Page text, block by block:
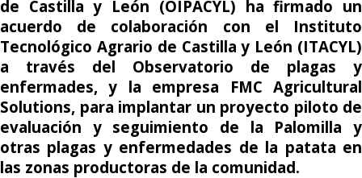
de Castilla y León (OIPACYL) ha firmado un
acuerdo de colaboración con el Instituto
Tecnológico Agrario de Castilla y León (ITACYL)
a través del Observatorio de plagas y
enfermades, y la empresa FMC Agricultural
Solutions, para implantar un proyecto piloto de
evaluación y seguimiento de la Palomilla y
otras plagas y enfermedades de la patata en
las zonas productoras de la comunidad.